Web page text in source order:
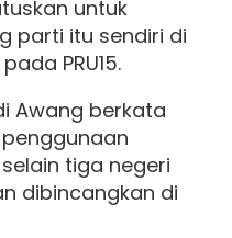
untuk
parti itu sendiri di
PRU15.
Awang berkata
tiga negeri
dibincangkan di